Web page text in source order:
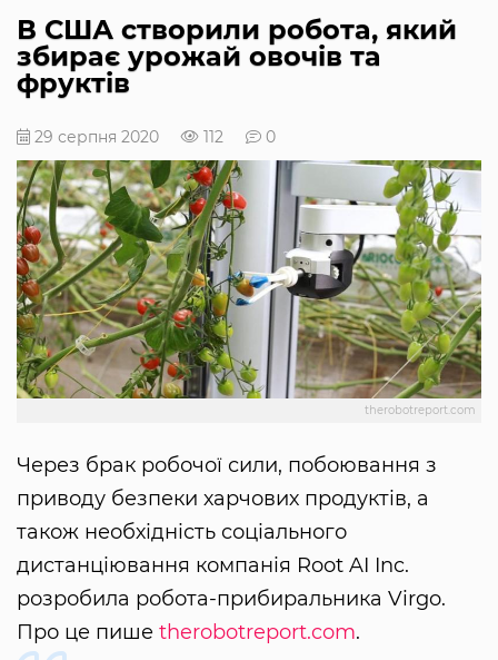
В США створили робота, який
збирає урожай овочів та
фруктів
29 серпня 2020 112 0
therobotreport.com
Через брак робочої сили, побоювання з
приводу безпеки харчових продуктів, а
також необхідність соціального
дистанціювання компанія Root AI Inc.
розробила робота-прибиральника Virgo.
Про це пише therobotreport.com.